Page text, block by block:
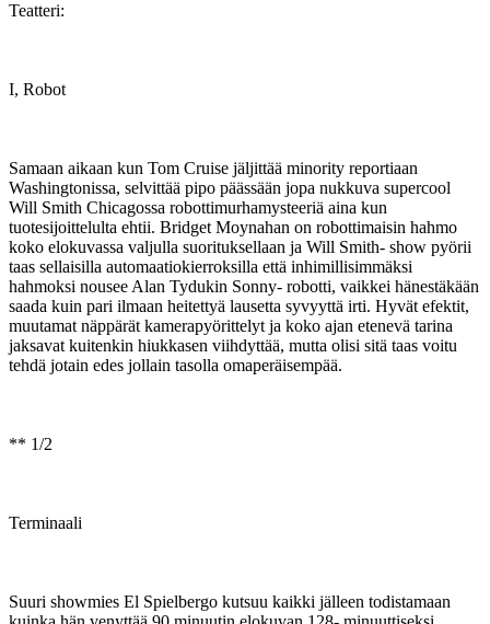
Teatteri:
I, Robot
Samaan aikaan kun Tom Cruise jäljittää minority reportiaan
Washingtonissa, selvittää pipo päässään jopa nukkuva supercool
Will Smith Chicagossa robottimurhamysteeriä aina kun
tuotesijoittelulta ehtii. Bridget Moynahan on robottimaisin hahmo
koko elokuvassa valjulla suorituksellaan ja Will Smith- show pyörii
taas sellaisilla automaatiokierroksilla että inhimillisimmäksi
hahmoksi nousee Alan Tydukin Sonny- robotti, vaikkei hänestäkään
saada kuin pari ilmaan heitettyä lausetta syvyyttä irti. Hyvät efektit,
muutamat näppärät kamerapyörittelyt ja koko ajan etenevä tarina
jaksavat kuitenkin hiukkasen viihdyttää, mutta olisi sitä taas voitu
tehdä jotain edes jollain tasolla omaperäisempää.
** 1/2
Terminaali
Suuri showmies El Spielbergo kutsuu kaikki jälleen todistamaan